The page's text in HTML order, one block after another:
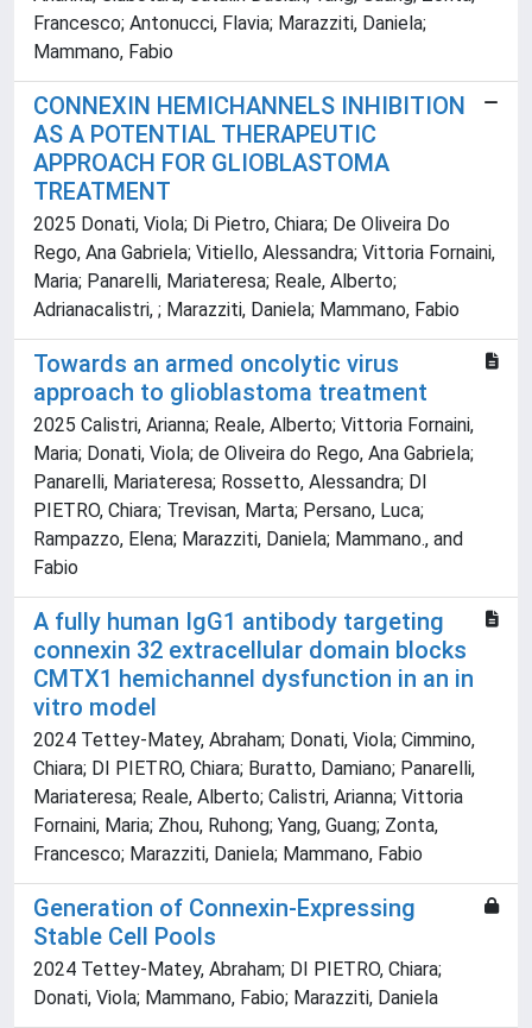
Francesco; Antonucci, Flavia; Marazziti, Daniela;
Mammano, Fabio
CONNEXIN HEMICHANNELS INHIBITION
AS A POTENTIAL THERAPEUTIC
APPROACH FOR GLIOBLASTOMA
TREATMENT
2025 Donati, Viola; Di Pietro, Chiara; De Oliveira Do
Rego, Ana Gabriela; Vitiello, Alessandra; Vittoria Fornaini,
Maria; Panarelli, Mariateresa; Reale, Alberto;
Adrianacalistri, ; Marazziti, Daniela; Mammano, Fabio
Towards an armed oncolytic virus
approach to glioblastoma treatment
2025 Calistri, Arianna; Reale, Alberto; Vittoria Fornaini,
Maria; Donati, Viola; de Oliveira do Rego, Ana Gabriela;
Panarelli, Mariateresa; Rossetto, Alessandra; DI
PIETRO, Chiara; Trevisan, Marta; Persano, Luca;
Rampazzo, Elena; Marazziti, Daniela; Mammano., and
Fabio
A fully human IgG1 antibody targeting
connexin 32 extracellular domain blocks
CMTX1 hemichannel dysfunction in an in
vitro model
2024 Tettey-Matey, Abraham; Donati, Viola; Cimmino,
Chiara; DI PIETRO, Chiara; Buratto, Damiano; Panarelli,
Mariateresa; Reale, Alberto; Calistri, Arianna; Vittoria
Fornaini, Maria; Zhou, Ruhong; Yang, Guang; Zonta,
Francesco; Marazziti, Daniela; Mammano, Fabio
Generation of Connexin-Expressing
Stable Cell Pools
2024 Tettey-Matey, Abraham; DI PIETRO, Chiara;
Donati, Viola; Mammano, Fabio; Marazziti, Daniela